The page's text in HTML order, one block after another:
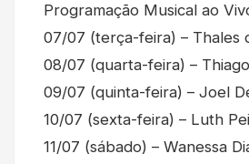
Programação Musical ao
07/07 (terça-feira) – Thales
08/07 (quarta-feira) –
09/07 (quinta-feira) – Joel
10/07 (sexta-feira) – Luth
11/07 (sábado) – Wanessa